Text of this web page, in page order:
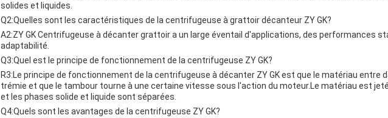
solides et liquides.
Q2:Quelles sont les caractéristiques de la centrifugeuse à grattoir décanteur ZY GK?
A2:ZY GK Centrifugeuse à décanter grattoir a un large éventail d'applications, des performances
adaptabilité.
Q3:Quel est le principe de fonctionnement de la centrifugeuse ZY GK?
R3:Le principe de fonctionnement de la centrifugeuse à décanter ZY GK est que le matériau entre
trémie et que le tambour tourne à une certaine vitesse sous l'action du moteur.Le matériau est
et les phases solide et liquide sont séparées.
Q4:Quels sont les avantages de la centrifugeuse ZY GK?